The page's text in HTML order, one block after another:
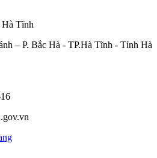
Hà Tĩnh
– P. Bắc Hà - TP.Hà Tĩnh - Tỉnh Hà